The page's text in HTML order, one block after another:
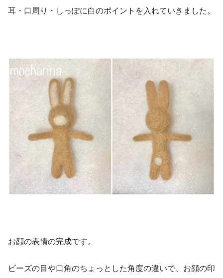
耳・口周り・しっぽに白のポイントを入れていきました。
お顔の表情の完成です。
ビーズの目や口角のちょっとした角度の違いで、お顔の印